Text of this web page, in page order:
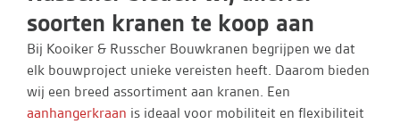
soorten kranen te koop aan
Bij Kooiker & Russcher Bouwkranen begrijpen we dat
elk bouwproject unieke vereisten heeft. Daarom bieden
wij een breed assortiment aan kranen. Een
aanhangerkraan is ideaal voor mobiliteit en flexibiliteit